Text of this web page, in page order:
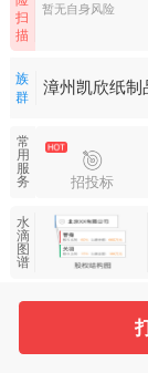
扫
描
暂无自身风险
族
群
常
用
服
务
招投标
水
滴
图
谱